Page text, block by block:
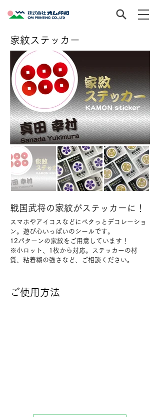
家紋ステッカー
戦国武将の家紋がステッカーに！
スマホやアイコスなどにペタっとデコレーショ
ン。遊び心いっぱいのシールです。
12パターンの家紋をご用意しています！
※小ロット、1枚から対応。ステッカーの材
質、粘着糊の強さなど、ご相談ください。
ご使用方法